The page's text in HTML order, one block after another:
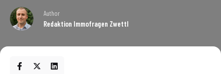
Author
Redaktion Immofragen Zwettl